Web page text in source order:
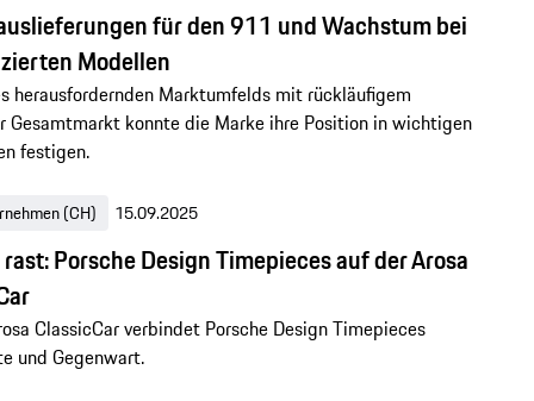
für den 911 und Wachstum bei
Modellen
herausfordernden Marktumfelds mit rückläufigem
Gesamtmarkt konnte die Marke ihre Position in wichtigen
festigen.
(CH) 15.09.2025
Porsche Design Timepieces auf der Arosa
ClassicCar verbindet Porsche Design Timepieces
und Gegenwart.